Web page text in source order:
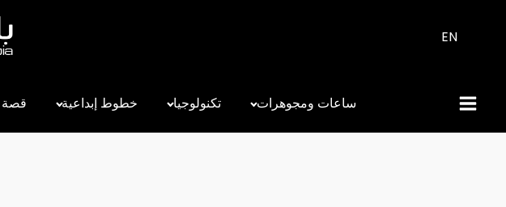
EN
ساعات ومجوهرات تكنولوجيا خطوط إبداعية قصة